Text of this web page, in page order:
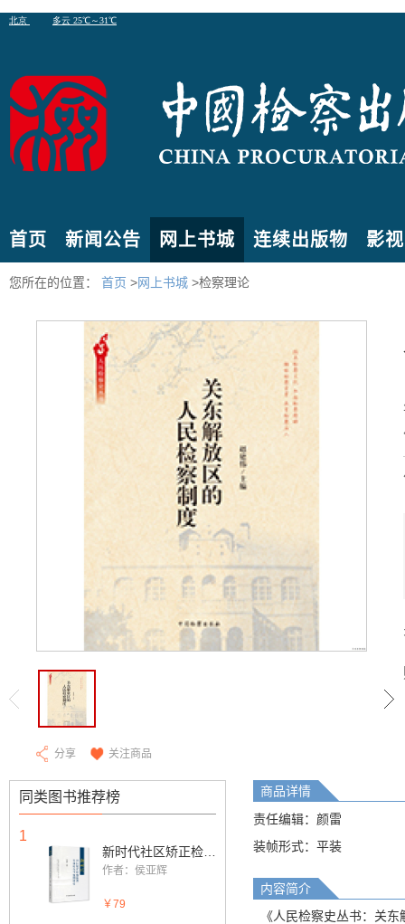
首页 新闻公告 网上书城 连续出版物 影
您所在的位置： 首页 >网上书城 >检察理论
分享 关注商品
同类图书推荐榜
1
作者：侯亚辉
￥79
商品详情
责任编辑：颜雷
装帧形式：平装
内容简介
《人民检察史丛书：关